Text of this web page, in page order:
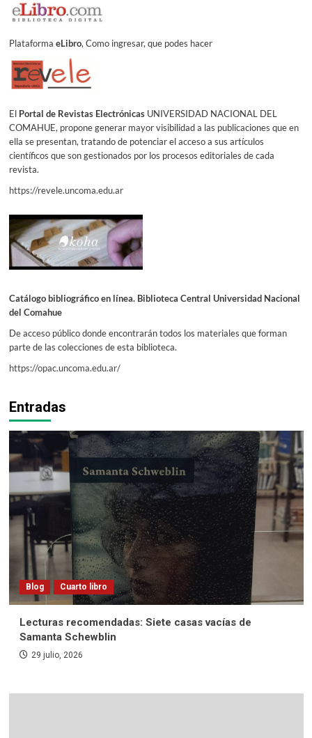
Plataforma eLibro, Como ingresar, que podes hacer
El Portal de Revistas ElectrónicasUNIVERSIDAD NACIONAL DEL
COMAHUE, propone generar mayor visibilidad a las publicaciones que en
ella se presentan, tratando de potenciar el acceso a sus artículos
científicos que son gestionados por los procesos editoriales de cada
revista.
https://revele.uncoma.edu.ar
Catálogo bibliográfico en línea. Biblioteca Central Universidad Nacional
del Comahue
De acceso público donde encontrarán todos los materiales que forman
parte de las colecciones de esta biblioteca.
https://opac.uncoma.edu.ar/
Entradas
Blog Cuarto libro
Lecturas recomendadas: Siete casas vacías de
Samanta Schewblin
29 julio, 2026